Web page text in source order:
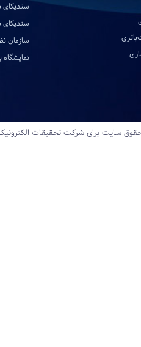
سندیکای
سندیکای
سازمان
نمایشگاه
سایت برای شرکت تحقیقات‌